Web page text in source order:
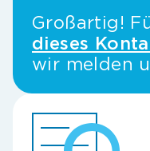
Großartig!
dieses
wir melden